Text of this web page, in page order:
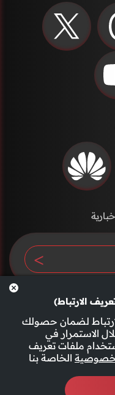
الارتباط)
لضمان حصولك
الاستمرار في
ملفات تعريف
الخاصة بناوالشروط